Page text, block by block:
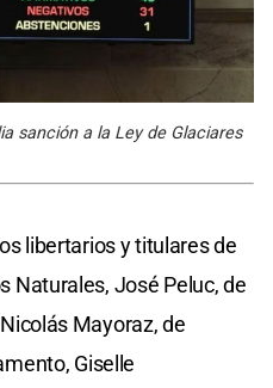
sanción a la Ley de Glaciares
libertarios y titulares de
Naturales, José Peluc, de
Mayoraz, de
Giselle